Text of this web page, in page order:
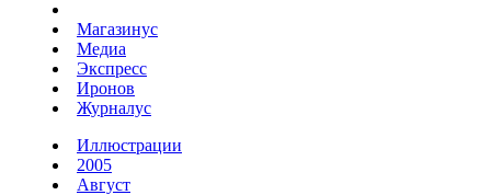
Магазинус
Медиа
Экспресс
Иронов
Журналус
Иллюстрации
2005
Август